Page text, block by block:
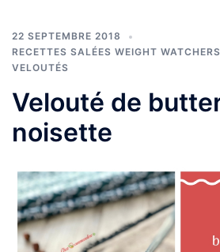
22 SEPTEMBRE 2018
RECETTES SALÉES WEIGHT WATCHERS
VELOUTÉS
Velouté de
noisette